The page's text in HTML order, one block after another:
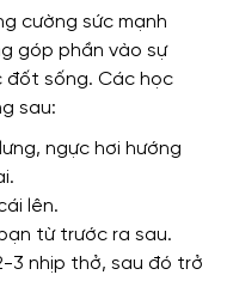
cường sức mạnh
góp phần vào sự
đốt sống. Các học
sau:
ngực hơi hướng
lên.
từ trước ra sau.
3 nhịp thở, sau đó trở